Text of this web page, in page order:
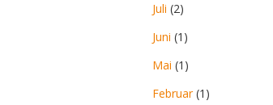
Juli (2)
Juni (1)
Mai (1)
Februar(1)